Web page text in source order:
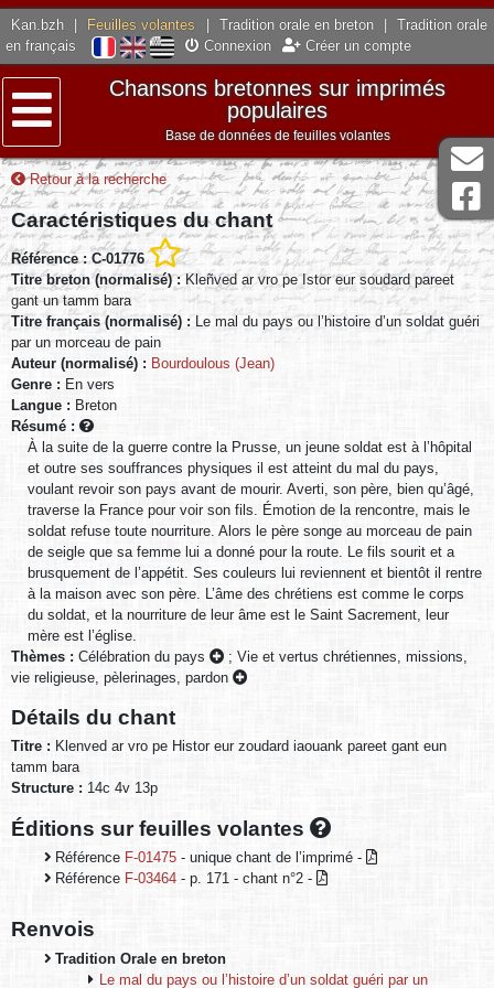
Kan.bzh Feuilles volantes Tradition orale en breton
Tradition orale
en français
Connexion Créer un compte
Menu
Chansons bretonnes sur imprimés
populaires
Base de données de feuilles volantes
Retour à la recherche
Caractéristiques du chant
Référence : C-01776
Titre breton (normalisé) :Kleñved ar vro pe Istor eur soudard pareet
gant un tamm bara
Titre français (normalisé) :
Le mal du pays ou l’histoire d’un soldat guéri
par un morceau de pain
Auteur (normalisé) : Bourdoulous (Jean)
Genre : En vers
Langue : Breton
Résumé :
À la suite de la guerre contre la Prusse, un jeune soldat est à l’hôpital
et outre ses souffrances physiques il est atteint du mal du pays,
voulant revoir son pays avant de mourir. Averti, son père, bien qu’âgé,
traverse la France pour voir son fils. Émotion de la rencontre, mais le
soldat refuse toute nourriture. Alors le père songe au morceau de pain
de seigle que sa femme lui a donné pour la route. Le fils sourit et a
brusquement de l’appétit. Ses couleurs lui reviennent et bientôt il rentre
à la maison avec son père. L’âme des chrétiens est comme le corps
du soldat, et la nourriture de leur âme est le Saint Sacrement, leur
mère est l’église.
Thèmes : Célébration du pays ; Vie et vertus chrétiennes, missions,
vie religieuse, pèlerinages, pardon
Détails du chant
Titre : Klenved ar vro pe Histor eur zoudard iaouank pareet gant eun
tamm bara
Structure : 14c 4v 13p
Éditions sur feuilles volantes
Référence F-01475 - unique chant de l’imprimé -
Référence F-03464 - p. 171 - chant n°2 -
Renvois
Tradition Orale en breton
Le mal du pays ou l’histoire d’un soldat guéri par un